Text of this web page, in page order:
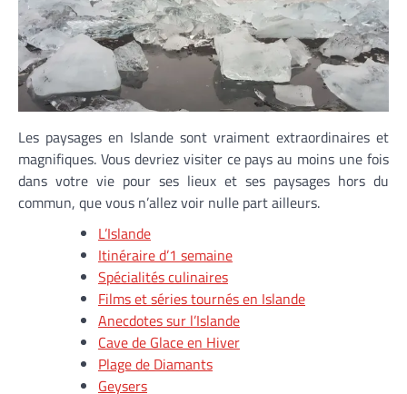
Les paysages en Islande sont vraiment extraordinaires et
magnifiques. Vous devriez visiter ce pays au moins une fois
dans votre vie pour ses lieux et ses paysages hors du
commun, que vous n’allez voir nulle part ailleurs.
L’Islande
Itinéraire d’1 semaine
Spécialités culinaires
Films et séries tournés en Islande
Anecdotes sur l’Islande
Cave de Glace en Hiver
Plage de Diamants
Geysers